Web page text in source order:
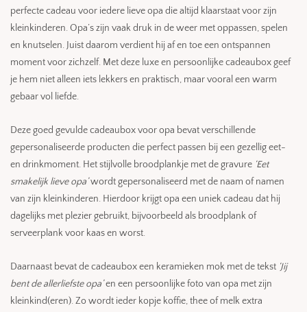
perfecte cadeau voor iedere lieve opa die altijd klaarstaat voor zijn
kleinkinderen. Opa’s zijn vaak druk in de weer met oppassen, spelen
en knutselen. Juist daarom verdient hij af en toe een ontspannen
moment voor zichzelf. Met deze luxe en persoonlijke cadeaubox geef
je hem niet alleen iets lekkers en praktisch, maar vooral een warm
gebaar vol liefde.
Deze goed gevulde cadeaubox voor opa bevat verschillende
gepersonaliseerde producten die perfect passen bij een gezellig eet-
en drinkmoment. Het stijlvolle broodplankje met de gravure ‘Eet
smakelijk lieve opa’wordt gepersonaliseerd met de naam of namen
van zijn kleinkinderen. Hierdoor krijgt opa een uniek cadeau dat hij
dagelijks met plezier gebruikt, bijvoorbeeld als broodplank of
serveerplank voor kaas en worst.
Daarnaast bevat de cadeaubox een keramieken mok met de tekst ‘Jij
bent de allerliefste opa’en een persoonlijke foto van opa met zijn
kleinkind(eren). Zo wordt ieder kopje koffie, thee of melk extra